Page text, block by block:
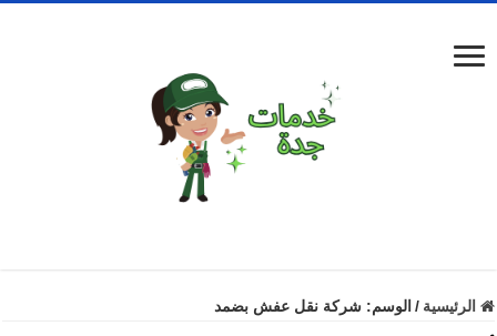
الرئيسية / الوسم:شركة نقل عفش بضمد